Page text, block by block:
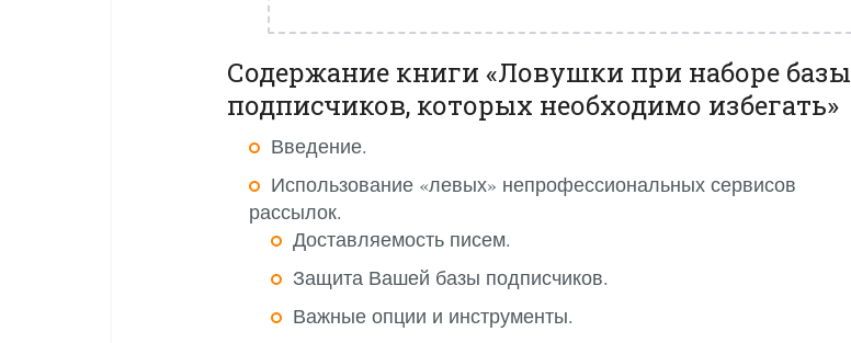
Содержание книги «Ловушки при наборе базы
подписчиков, которых необходимо избегать»
Введение.
Использование «левых» непрофессиональных сервисов
рассылок.
Доставляемость писем.
Защита Вашей базы подписчиков.
Важные опции и инструменты.